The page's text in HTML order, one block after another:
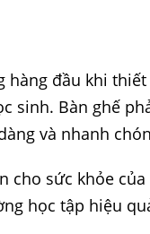
đầu khi
sinh. Bàn ghế
và nhanh
sức khỏe
học tập hiệu